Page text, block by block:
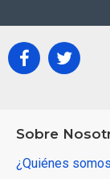
Sobre
¿Quiénes